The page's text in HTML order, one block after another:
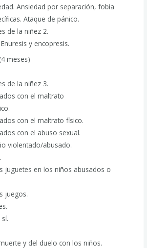
Ansiedad por separación, fobia
Ataque de pánico.
de la niñez 2.
y encopresis.
meses)
de la niñez 3.
con el maltrato
con el maltrato físico.
con el abuso sexual.
violentado/abusado.
juguetes en los niños abusados o
juegos.
y del duelo con los niños.